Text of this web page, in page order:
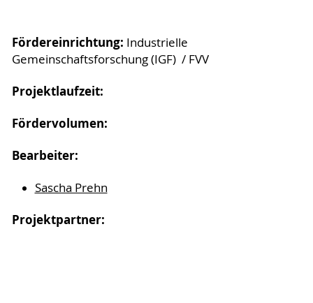
Fördereinrichtung: Industrielle
Gemeinschaftsforschung (IGF) / FVV
Projektlaufzeit:
Fördervolumen:
Bearbeiter:
Sascha Prehn
Projektpartner: